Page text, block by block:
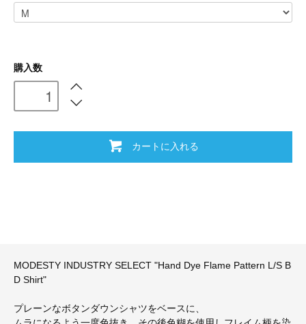
購入数
カートに入れる
MODESTY INDUSTRY SELECT "Hand Dye Flame Pattern L/S B
D Shirt"
プレーンなボタンダウンシャツをベースに、